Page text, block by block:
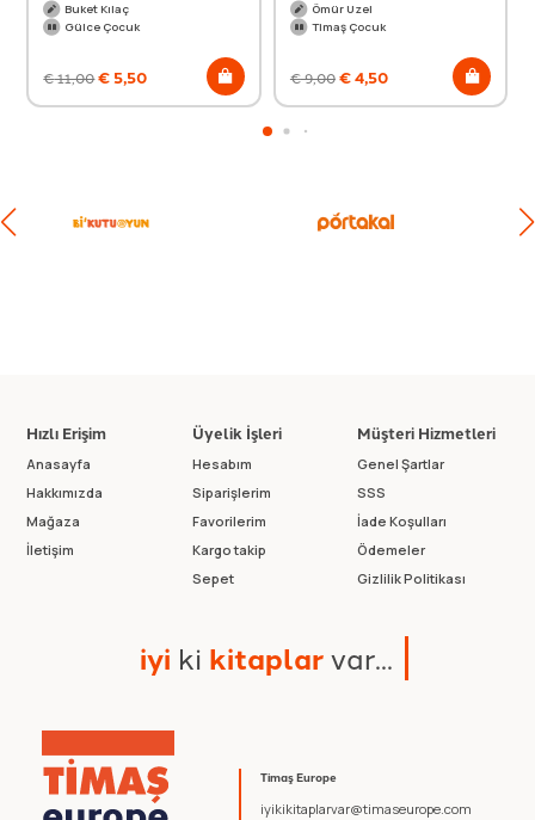
Buket Kılaç
Gülce Çocuk
€11,00€ 5,50
Ömür Uzel
Timaş Çocuk
€9,00€4,50
Timaş Europe
iyikikitaplarvar@timaseurope.com
Hızlı Erişim
Anasayfa
Hakkımızda
Mağaza
İletişim
Üyelik İşleri
Hesabım
Siparişlerim
Favorilerim
Kargo takip
Sepet
Müşteri Hizmetleri
Genel Şartlar
SSS
İade Koşulları
Ödemeler
Gizlilik Politikası
iyi ki kitaplarvar...